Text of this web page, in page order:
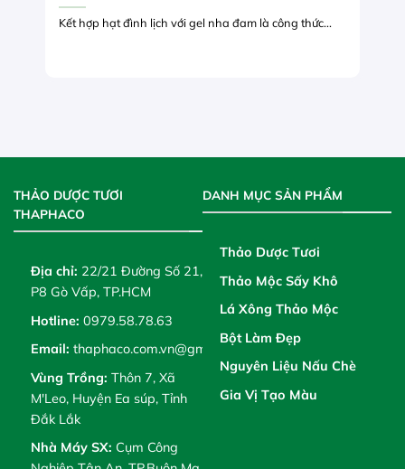
Kết hợp hạt đình lịch với gel nha đam là công thức...
THẢO DƯỢC TƯƠI
THAPHACO
Địa chỉ: 22/21 Đường Số 21,
P8 Gò Vấp, TP.HCM
Hotline: 0979.58.78.63
Email: thaphaco.com.vn@gmail.com
Vùng Trồng: Thôn 7, Xã
M'Leo, Huyện Ea súp, Tỉnh
Đắk Lắk
Nhà Máy SX: Cụm Công
DANH MỤC SẢN PHẨM
Thảo Dược Tươi
Thảo Mộc Sấy Khô
Lá Xông Thảo Mộc
Bột Làm Đẹp
Nguyên Liệu Nấu Chè
Gia Vị Tạo Màu